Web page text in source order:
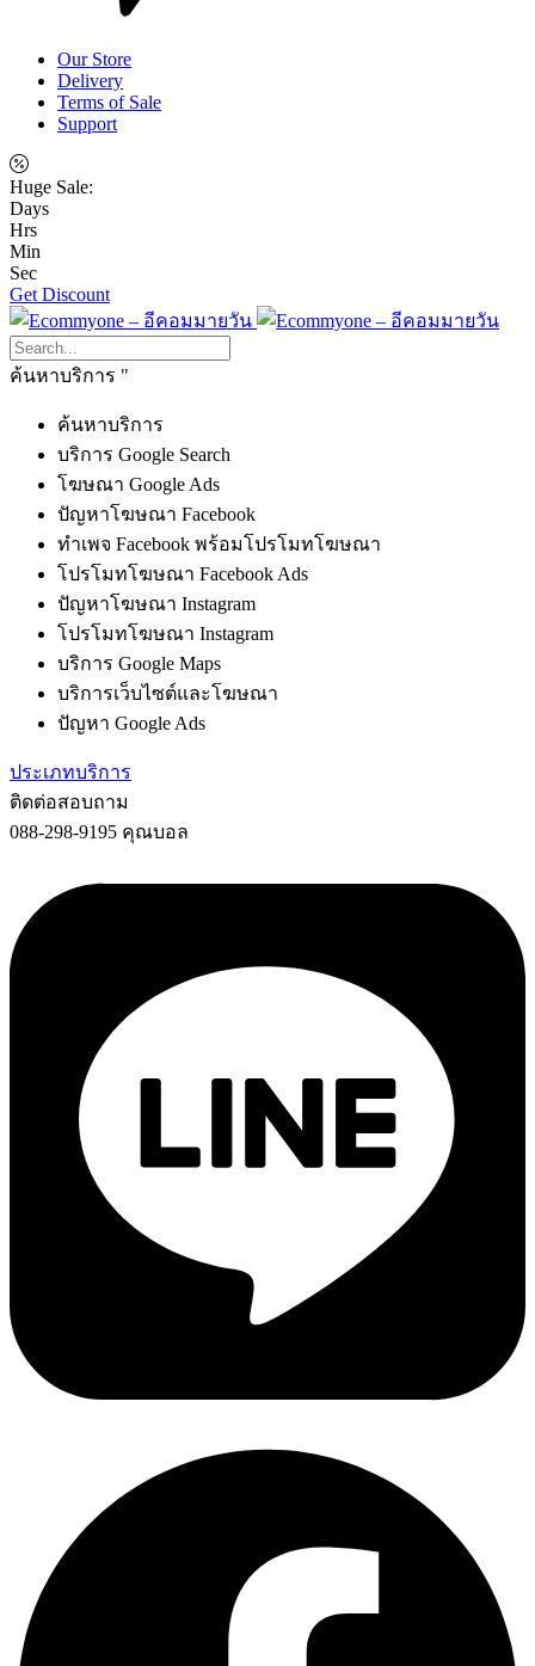
Our Store
Delivery
Terms of Sale
Support
Huge Sale:
Days
Hrs
Min
Sec
Get Discount
ค้นหาบริการ
ค้นหาบริการ
บริการ Google Search
โฆษณา Google Ads
ปัญหาโฆษณา Facebook
ทำเพจ Facebook พร้อมโปรโมทโฆษณา
โปรโมทโฆษณา Facebook Ads
ปัญหาโฆษณา Instagram
โปรโมทโฆษณา Instagram
บริการ Google Maps
บริการเว็บไซต์และโฆษณา
ปัญหา Google Ads
ประเภทบริการ
ติดต่อสอบถาม
088-298-9195 คุณบอล